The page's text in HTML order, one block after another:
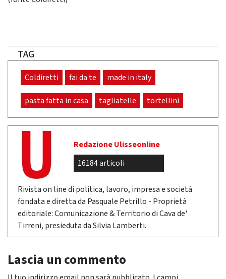
TAG
Coldiretti fai da te made in italy
pasta fatta in casa tagliatelle tortellini
Redazione Ulisseonline
16184 articoli
Rivista on line di politica, lavoro, impresa e società
fondata e diretta da Pasquale Petrillo - Proprietà
editoriale: Comunicazione & Territorio di Cava de'
Tirreni, presieduta da Silvia Lamberti.
Lascia un commento